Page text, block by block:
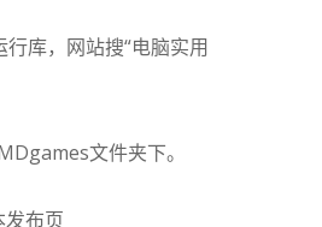
库，网站搜“电脑实用
文件夹下。
布页